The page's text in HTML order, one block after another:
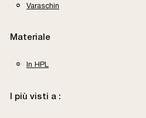
Varaschin
Materiale
In HPL
I più visti a :